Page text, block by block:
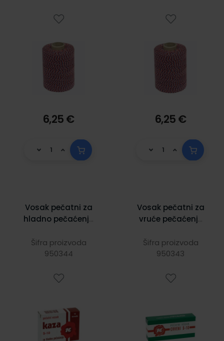
6,25 € 6,25 €
Vosak pečatni za
hladno pečaćenje
Šifra proizvoda
950344
Vosak pečatni za
vruće pečaćenje
crveni 10/1
Šifra proizvoda
950343